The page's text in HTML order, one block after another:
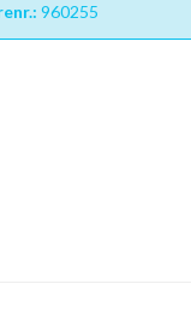
960255